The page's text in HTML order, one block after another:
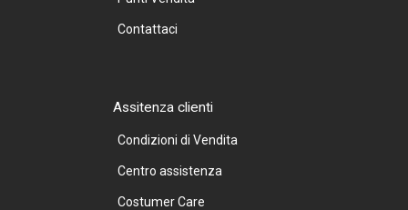
Contattaci
Assitenza clienti
Condizioni di Vendita
Centro assistenza
Costumer Care